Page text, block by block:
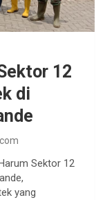
12
di
Sektor 12
yang